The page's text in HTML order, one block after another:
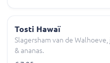
Tosti Hawaï
Slagersham van de
& ananas.